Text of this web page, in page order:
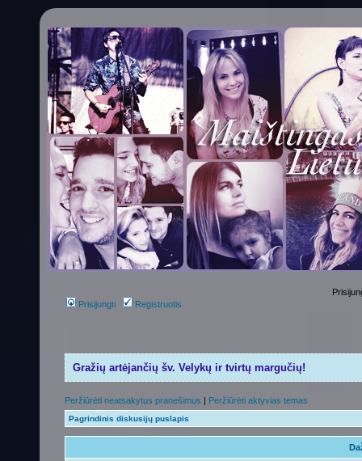
Prisijungti Registruotis
Gražių artėjančių šv. Velykų ir tvirtų margučių!
Peržiūrėti neatsakytus pranešimus | Peržiūrėti aktyvias temas
Pagrindinis diskusijų puslapis